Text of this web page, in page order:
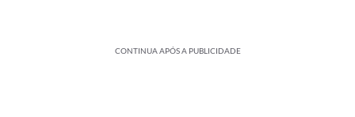
CONTINUA APÓS A PUBLICIDADE